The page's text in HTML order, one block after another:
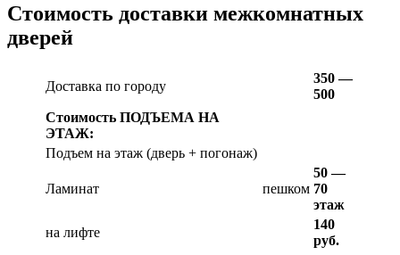
Стоимость доставки межкомнатных
дверей
Доставка по городу
350 —
500
Стоимость ПОДЪЕМА НА
ЭТАЖ:
Подъем на этаж (дверь + погонаж)
Ламинат пешком
50 —
70
этаж
на лифте
140
руб.